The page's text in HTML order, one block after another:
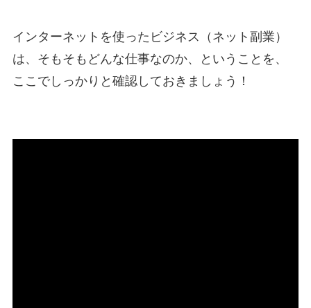
インターネットを使ったビジネス（ネット副業）
は、そもそもどんな仕事なのか、ということを、
ここでしっかりと確認しておきましょう！